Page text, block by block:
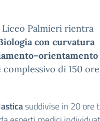
Palmieri rientra
con curvatura
di 150
suddivise in 20 ore